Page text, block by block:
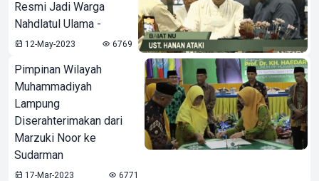
Resmi Jadi Warga
Nahdlatul Ulama -
12-May-2023 6769
Pimpinan Wilayah
Muhammadiyah
Lampung
Diserahterimakan dari
Marzuki Noor ke
Sudarman
17-Mar-2023 6771